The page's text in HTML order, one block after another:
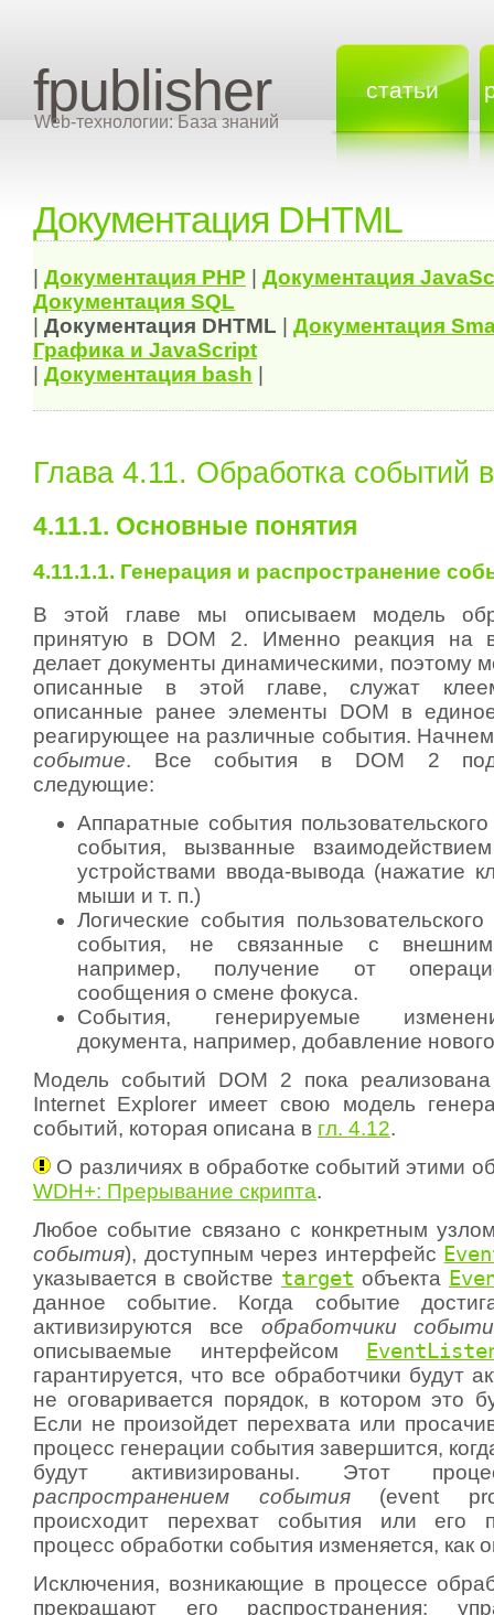
fpublisher
Web-технологии: База знаний
статьи
Документация DHTML
Документация PHP Документация
Документация SQL
Документация DHTML
Документация
Графика и JavaScript
Документация bash
Глава 4.11. Обработка событий
4.11.1. Основные понятия
4.11.1.1. Генерация и распространение
В этой главе мы описываем модель
принятую в DOM 2. Именно реакция на
делает документы динамическими, поэтому
описанные в этой главе, служат
описанные ранее элементы DOM в
реагирующее на различные события.
событие. Все события в DOM 2
следующие:
Аппаратные события
события, вызванные
устройствами ввода-вывода (нажатие
мыши и т. п.)
Логические события
события, не связанные с
например, получение от
сообщения о смене фокуса.
События, генерируемые
документа, например, добавление
Модель событий DOM 2 пока
Internet Explorer имеет свою модель
событий, которая описана в гл. 4.12.
О различиях в обработке событий этими
WDH+: Прерывание скрипта.
Любое событие связано с конкретным
события), доступным через интерфейс
указывается в свойстве target объекта
данное событие. Когда событие
активизируются все обработчики
описываемые интерфейсом
гарантируется, что все обработчики будут
не оговаривается порядок, в котором это
Если не произойдет перехвата или
процесс генерации события завершится,
будут активизированы. Этот
распространением события(event
происходит перехват события или его
процесс обработки события изменяется, как
Исключения, возникающие в процессе
прекращают его распространения: